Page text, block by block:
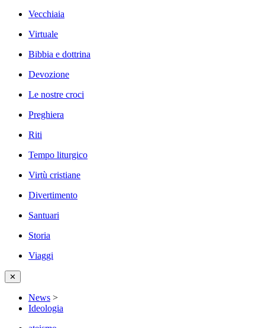
Vecchiaia
Virtuale
Bibbia e dottrina
Devozione
Le nostre croci
Preghiera
Riti
Tempo liturgico
Virtù cristiane
Divertimento
Santuari
Storia
Viaggi
✕
News >
Ideologia